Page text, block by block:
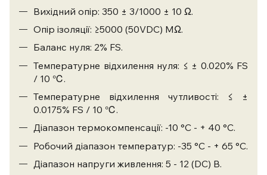
Вихідний опір: 350 ± 3/1000 ± 10 Ω.
Опір ізоляції: ≥5000 (50VDC) MΩ.
Баланс нуля: 2% FS.
Температурне відхилення нуля: ≤ ± 0.020% FS
/ 10 ℃.
Температурне відхилення чутливості: ≤ ±
0.0175% FS / 10 ℃.
Діапазон термокомпенсації: -10 °С - + 40 °С.
Робочий діапазон температур: -35 °С - + 65 °С.
Діапазон напруги живлення: 5 - 12 (DC) В.